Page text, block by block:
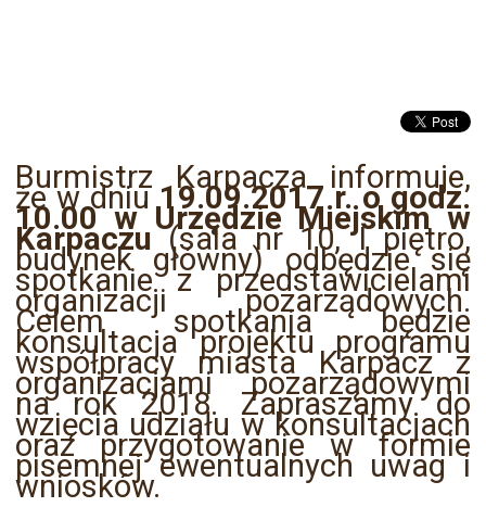
Burmistrz Karpacza informuje,
że w dniu19.09.2017 r. o godz.
10.00 w Urzędzie Miejskim w
Karpaczu(sala nr 10, I piętro,
budynek główny) odbędzie się
spotkanie z przedstawicielami
organizacji pozarządowych.
Celem spotkania będzie
konsultacja projektu programu
współpracy miasta Karpacz z
organizacjami pozarządowymi
na rok 2018. Zapraszamy do
wzięcia udziału w konsultacjach
oraz przygotowanie w formie
pisemnej ewentualnych uwag i
wniosków.